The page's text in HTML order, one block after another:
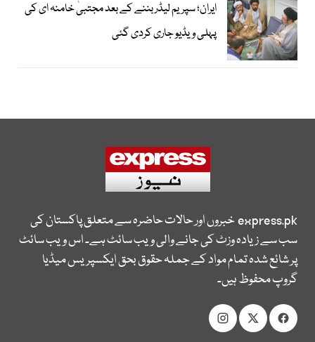
ایران؛ سپریم لیڈر بننے کے بعد مجتبیٰ خامنہ ای کی
پہلی ویڈیو جاری کردی گئی
express.pkخبروں اور حالات حاضرہ سے متعلق پاکستان کی
سب سے زیادہ وزٹ کی جانے والی ویب سائٹ ہے۔ اس ویب سائٹ
پر شائع شدہ تمام مواد کے جملہ حقوق بحق ایکسپریس میڈیا
گروپ محفوظ ہیں۔